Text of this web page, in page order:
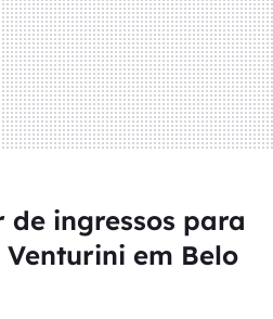
ingressos para
em Belo